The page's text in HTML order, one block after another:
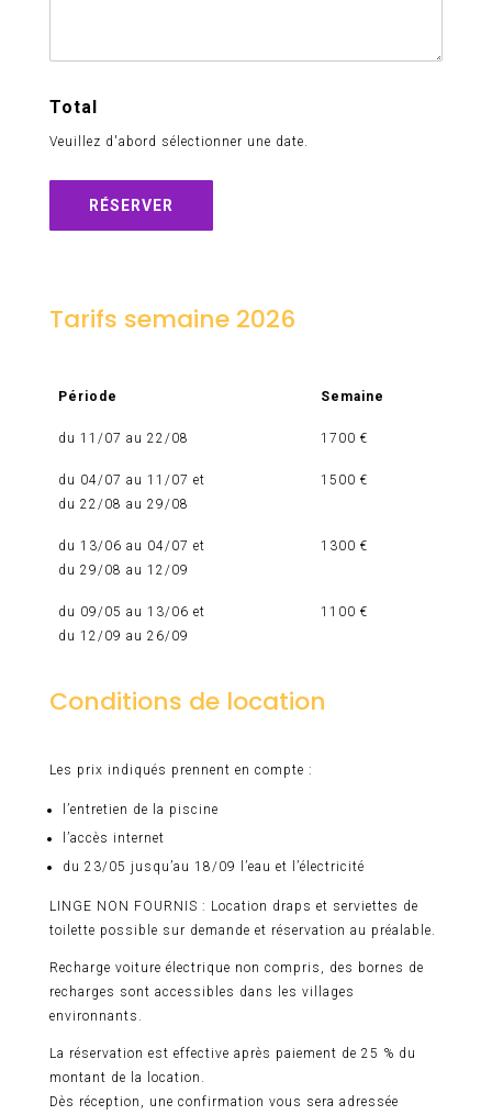
Total
Veuillez d'abord sélectionner une date.
RÉSERVER
Tarifs semaine 2026
Période Semaine
du 11/07 au 22/08 1700 €
du 04/07 au 11/07 et
du 22/08 au 29/08
1500 €
du 13/06 au 04/07 et
du 29/08 au 12/09
1300 €
du 09/05 au 13/06 et
du 12/09 au 26/09
1100 €
Conditions de location
Les prix indiqués prennent en compte :
l’entretien de la piscine
l’accès internet
du 23/05 jusqu’au 18/09 l’eau et l’électricité
LINGE NON FOURNIS : Location draps et serviettes de
toilette possible sur demande et réservation au préalable.
Recharge voiture électrique non compris, des bornes de
recharges sont accessibles dans les villages
environnants.
La réservation est effective après paiement de 25 % du
montant de la location.
Dès réception, une confirmation vous sera adressée